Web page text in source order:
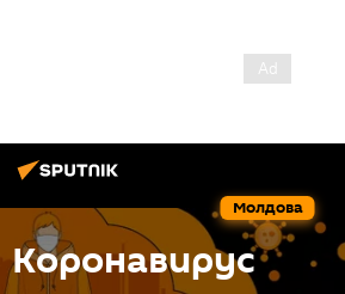
Молдова
Коронавирус